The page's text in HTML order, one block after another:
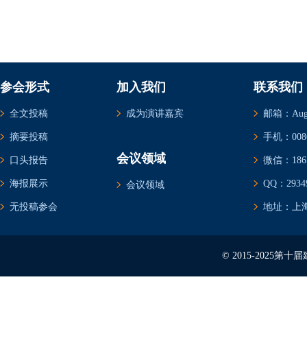
参会形式
全文投稿
摘要投稿
口头报告
海报展示
无投稿参会
加入我们
成为演讲嘉宾
会议领域
会议领域
联系我们
邮箱：
手机：
微信：
QQ：
地址：上
© 2015-2025第十